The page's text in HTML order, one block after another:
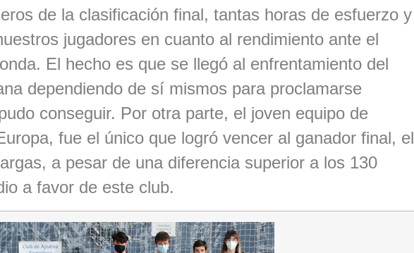
de la clasificación final, tantas horas de esfuerzo y
jugadores en cuanto al rendimiento ante el
El hecho es que se llegó al enfrentamiento del
dependiendo de sí mismos para proclamarse
conseguir. Por otra parte, el joven equipo de
fue el único que logró vencer al ganador final, el
a pesar de una diferencia superior a los 130
a favor de este club.